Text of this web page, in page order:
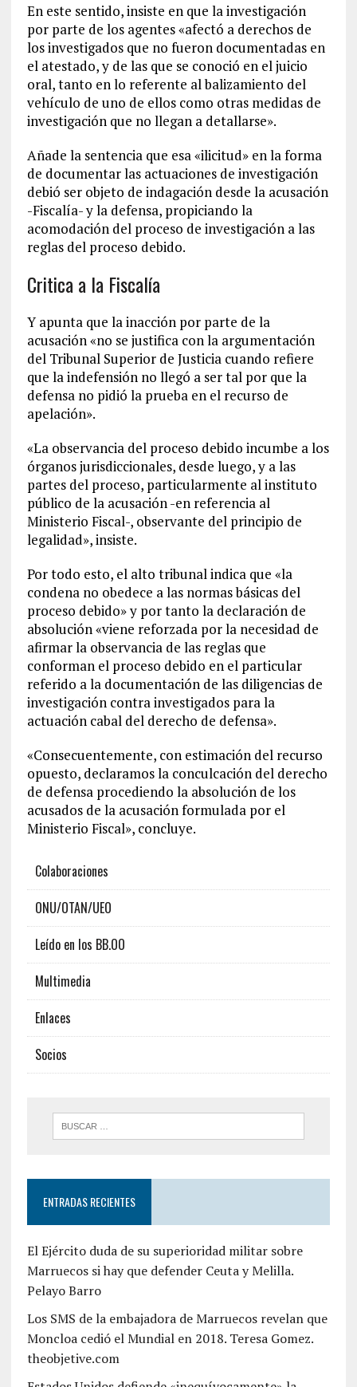
En este sentido, insiste en que la investigación
por parte de los agentes «afectó a derechos de
los investigados que no fueron documentadas en
el atestado, y de las que se conoció en el juicio
oral, tanto en lo referente al balizamiento del
vehículo de uno de ellos como otras medidas de
investigación que no llegan a detallarse».
Añade la sentencia que esa «ilicitud» en la forma
de documentar las actuaciones de investigación
debió ser objeto de indagación desde la acusación
-Fiscalía- y la defensa, propiciando la
acomodación del proceso de investigación a las
reglas del proceso debido.
Critica a la Fiscalía
Y apunta que la inacción por parte de la
acusación «no se justifica con la argumentación
del Tribunal Superior de Justicia cuando refiere
que la indefensión no llegó a ser tal por que la
defensa no pidió la prueba en el recurso de
apelación».
«La observancia del proceso debido incumbe a los
órganos jurisdiccionales, desde luego, y a las
partes del proceso, particularmente al instituto
público de la acusación -en referencia al
Ministerio Fiscal-, observante del principio de
legalidad», insiste.
Por todo esto, el alto tribunal indica que «la
condena no obedece a las normas básicas del
proceso debido» y por tanto la declaración de
absolución «viene reforzada por la necesidad de
afirmar la observancia de las reglas que
conforman el proceso debido en el particular
referido a la documentación de las diligencias de
investigación contra investigados para la
actuación cabal del derecho de defensa».
«Consecuentemente, con estimación del recurso
opuesto, declaramos la conculcación del derecho
de defensa procediendo la absolución de los
acusados de la acusación formulada por el
Ministerio Fiscal», concluye.
Colaboraciones
ONU/OTAN/UEO
Leído en los BB.OO
Multimedia
Enlaces
Socios
ENTRADAS RECIENTES
El Ejército duda de su superioridad militar sobre
Marruecos si hay que defender Ceuta y Melilla.
Pelayo Barro
Los SMS de la embajadora de Marruecos revelan que
Moncloa cedió el Mundial en 2018. Teresa Gomez.
theobjetive.com